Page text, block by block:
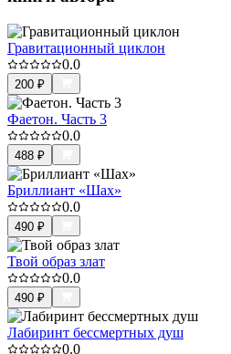
Гравитационный циклон
0.0
200 ₽
Фаетон. Часть 3
0.0
488 ₽
Бриллиант «Шах»
0.0
490 ₽
Твой образ злат
0.0
490 ₽
Лабиринт бессмертных душ
0.0